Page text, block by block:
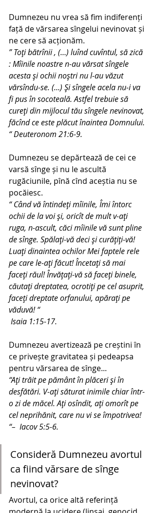
Dumnezeu nu vrea să fim indiferenți
față de vărsarea sîngelui nevinovat și
ne cere să acționăm.
” Toţi bătrînii , (…) luînd cuvîntul, să zică
: Mîinile noastre n-au vărsat sîngele
acesta şi ochii noştri nu l-au văzut
vărsîndu-se. (…) Şi sîngele acela nu-i va
fi pus în socoteală. Astfel trebuie să
cureţi din mijlocul tău sîngele nevinovat,
făcînd ce este plăcut înaintea Domnului.
“ Deuteronom 21:6-9.
Dumnezeu se depărtează de cei ce
varsă sînge și nu le ascultă
rugăciunile, pînă cînd aceștia nu se
pocăiesc.
“ Când vă întindeţi mîinile, Îmi întorc
ochii de la voi şi, oricît de mult v-aţi
ruga, n-ascult, căci mîinile vă sunt pline
de sînge. Spălaţi-vă deci şi curăţiţi-vă!
Luaţi dinaintea ochilor Mei faptele rele
pe care le-aţi făcut! Încetaţi să mai
faceţi răul! Învăţaţi-vă să faceţi binele,
căutaţi dreptatea, ocrotiţi pe cel asuprit,
faceţi dreptate orfanului, apăraţi pe
văduvă! “
Isaia 1:15-17.
Dumnezeu avertizează pe creștini în
ce privește gravitatea și pedeapsa
pentru vărsarea de sînge...
“Aţi trăit pe pământ în plăceri şi în
desfătări. V-aţi săturat inimile chiar într-
o zi de măcel. Aţi osîndit, aţi omorît pe
cel neprihănit, care nu vi se împotrivea!
“–  Iacov 5:5-6.
Consideră Dumnezeu avortul
ca fiind vărsare de sînge
nevinovat?
Avortul, ca orice altă referință